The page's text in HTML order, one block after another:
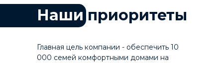
Нашиприоритеты
Главная цель компании - обеспечить 10
000 семей комфортными домами на